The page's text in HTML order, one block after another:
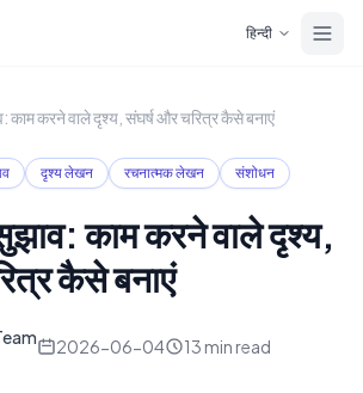
हिन्दी
करने वाले दृश्य, संघर्ष और चरित्र कैसे बनाएं
दृश्य लेखन रचनात्मक लेखन संशोधन
काम करने वाले दृश्य,
कैसे बनाएं
2026-06-04 13 min read